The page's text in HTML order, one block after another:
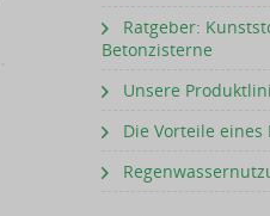
Ratgeber:
Betonzisterne
Unsere
Die Vorteile eines